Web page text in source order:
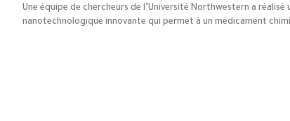
Une équipe de chercheurs de l’Université Northwestern a
nanotechnologique innovante qui permet à un médicament